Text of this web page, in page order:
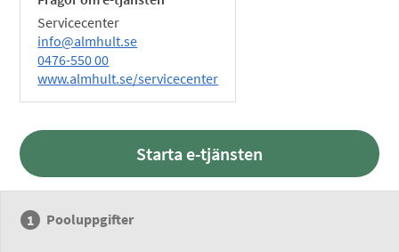
Servicecenter
info@almhult.se
0476-550 00
www.almhult.se/servicecenter
Starta e-tjänsten
Pooluppgifter